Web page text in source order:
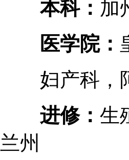
本科： 加
医学院：
妇产科，阿
进修： 生
兰州